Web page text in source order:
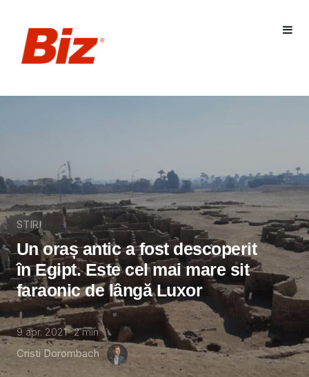
STIRI
Un oraș antic a fost descoperit
în Egipt. Este cel mai mare sit
faraonic de lângă Luxor
9 apr. 2021 2min
Cristi Dorombach